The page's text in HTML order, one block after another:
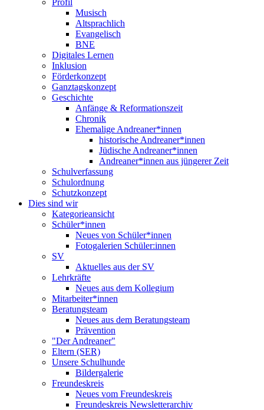
Profil
Musisch
Altsprachlich
Evangelisch
BNE
Digitales Lernen
Inklusion
Förderkonzept
Ganztagskonzept
Geschichte
Anfänge & Reformationszeit
Chronik
Ehemalige Andreaner*innen
historische Andreaner*innen
Jüdische Andreaner*innen
Andreaner*innen aus jüngerer Zeit
Schulverfassung
Schulordnung
Schutzkonzept
Dies sind wir
Kategorieansicht
Schüler*innen
Neues von Schüler*innen
Fotogalerien Schüler:innen
SV
Aktuelles aus der SV
Lehrkräfte
Neues aus dem Kollegium
Mitarbeiter*innen
Beratungsteam
Neues aus dem Beratungsteam
Prävention
"Der Andreaner"
Eltern (SER)
Unsere Schulhunde
Bildergalerie
Freundeskreis
Neues vom Freundeskreis
Freundeskreis Newsletterarchiv